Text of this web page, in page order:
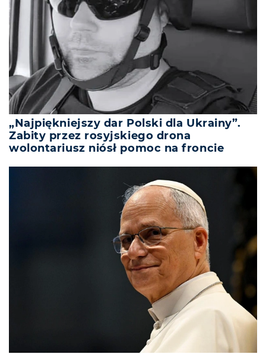
„Najpiękniejszy dar Polski dla Ukrainy”.
Zabity przez rosyjskiego drona
wolontariusz niósł pomoc na froncie